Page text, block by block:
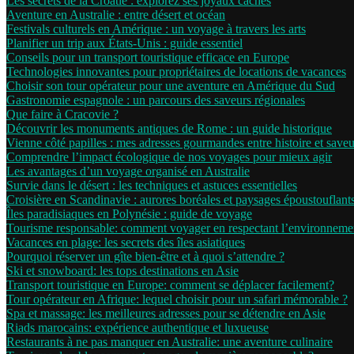
Aventure en Australie : entre désert et océan
Festivals culturels en Amérique : un voyage à travers les arts
Planifier un trip aux États-Unis : guide essentiel
Conseils pour un transport touristique efficace en Europe
Technologies innovantes pour propriétaires de locations de vacances
Choisir son tour opérateur pour une aventure en Amérique du Sud
Gastronomie espagnole : un parcours des saveurs régionales
Que faire à Cracovie ?
Découvrir les monuments antiques de Rome : un guide historique
Vienne côté papilles : mes adresses gourmandes entre histoire et
Comprendre l’impact écologique de nos voyages pour mieux agir
Les avantages d’un voyage organisé en Australie
Survie dans le désert : les techniques et astuces essentielles
Croisière en Scandinavie : aurores boréales et paysages
Îles paradisiaques en Polynésie : guide de voyage
Tourisme responsable: comment voyager en respectant
Vacances en plage: les secrets des îles asiatiques
Pourquoi réserver un gîte bien-être et à quoi s’attendre ?
Ski et snowboard: les tops destinations en Asie
Transport touristique en Europe: comment se déplacer facilement?
Tour opérateur en Afrique: lequel choisir pour un safari mémorable ?
Spa et massage: les meilleures adresses pour se détendre en Asie
Riads marocains: expérience authentique et luxueuse
Restaurants à ne pas manquer en Australie: une aventure culinaire